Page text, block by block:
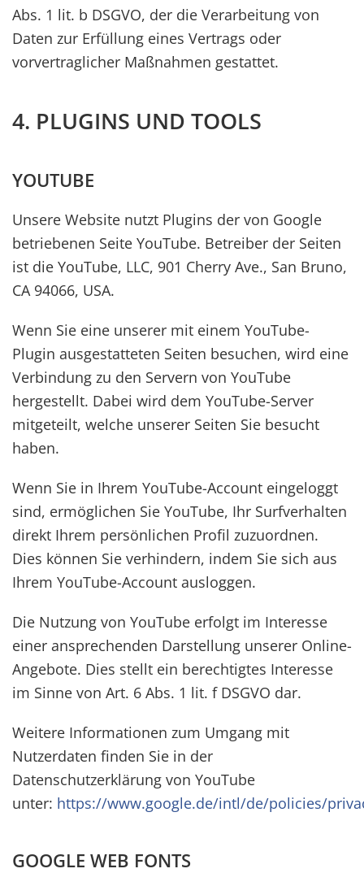
Abs. 1 lit. b DSGVO, der die Verarbeitung von
Daten zur Erfüllung eines Vertrags oder
vorvertraglicher Maßnahmen gestattet.
4. PLUGINS UND TOOLS
YOUTUBE
Unsere Website nutzt Plugins der von Google
betriebenen Seite YouTube. Betreiber der Seiten
ist die YouTube, LLC, 901 Cherry Ave., San Bruno,
CA 94066, USA.
Wenn Sie eine unserer mit einem YouTube-
Plugin ausgestatteten Seiten besuchen, wird eine
Verbindung zu den Servern von YouTube
hergestellt. Dabei wird dem YouTube-Server
mitgeteilt, welche unserer Seiten Sie besucht
haben.
Wenn Sie in Ihrem YouTube-Account eingeloggt
sind, ermöglichen Sie YouTube, Ihr Surfverhalten
direkt Ihrem persönlichen Profil zuzuordnen.
Dies können Sie verhindern, indem Sie sich aus
Ihrem YouTube-Account ausloggen.
Die Nutzung von YouTube erfolgt im Interesse
einer ansprechenden Darstellung unserer Online-
Angebote. Dies stellt ein berechtigtes Interesse
im Sinne von Art. 6 Abs. 1 lit. f DSGVO dar.
Weitere Informationen zum Umgang mit
Nutzerdaten finden Sie in der
Datenschutzerklärung von YouTube
unter: https://www.google.de/intl/de/policies/
GOOGLE WEB FONTS